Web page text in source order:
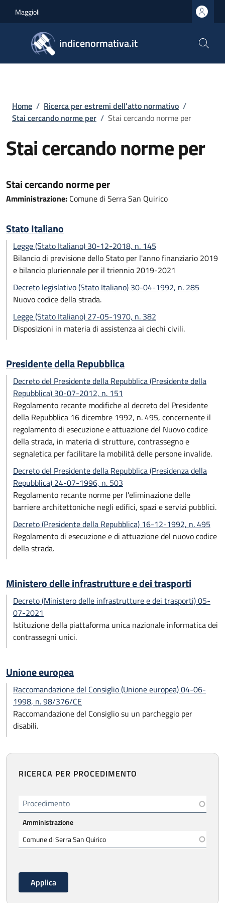
Maggioli
indicenormativa.it
Briciole di pane
Home / Ricerca per estremi dell'atto normativo /
Stai cercando norme per / Stai cercando norme per
Stai cercando norme per
Stai cercando norme per
Amministrazione: Comune di Serra San Quirico
Stato Italiano
Legge (Stato Italiano) 30-12-2018, n. 145
Bilancio di previsione dello Stato per l'anno finanziario 2019
e bilancio pluriennale per il triennio 2019-2021
Decreto legislativo (Stato Italiano) 30-04-1992, n. 285
Nuovo codice della strada.
Legge (Stato Italiano) 27-05-1970, n. 382
Disposizioni in materia di assistenza ai ciechi civili.
Presidente della Repubblica
Decreto del Presidente della Repubblica (Presidente della
Repubblica) 30-07-2012, n. 151
Regolamento recante modifiche al decreto del Presidente
della Repubblica 16 dicembre 1992, n. 495, concernente il
regolamento di esecuzione e attuazione del Nuovo codice
della strada, in materia di strutture, contrassegno e
segnaletica per facilitare la mobilità delle persone invalide.
Decreto del Presidente della Repubblica (Presidenza della
Repubblica) 24-07-1996, n. 503
Regolamento recante norme per l'eliminazione delle
barriere architettoniche negli edifici, spazi e servizi pubblici.
Decreto (Presidente della Repubblica) 16-12-1992, n. 495
Regolamento di esecuzione e di attuazione del nuovo codice
della strada.
Ministero delle infrastrutture e dei trasporti
Decreto (Ministero delle infrastrutture e dei trasporti) 05-
07-2021
Istituzione della piattaforma unica nazionale informatica dei
contrassegni unici.
Unione europea
Raccomandazione del Consiglio (Unione europea) 04-06-
1998, n. 98/376/CE
Raccomandazione del Consiglio su un parcheggio per
disabili.
RICERCA PER PROCEDIMENTO
Procedimento
Amministrazione